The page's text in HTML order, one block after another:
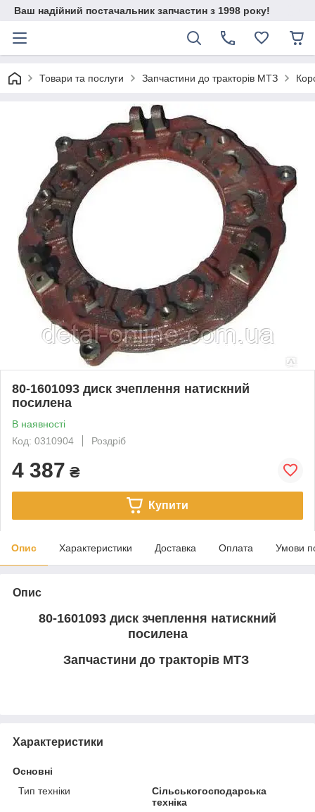
Ваш надійний постачальник запчастин з 1998 року!
Товари та послуги Запчастини до тракторів МТЗ
80-1601093 диск зчеплення натискний
посилена
В наявності
Код: 0310904
Роздріб
4 387 ₴
Купити
Опис Характеристики Доставка Оплата Умови
Опис
80-1601093 диск зчеплення натискний
посилена
Запчастини до тракторів МТЗ
Характеристики
Основні
Тип техніки
Сільськогосподарська
техніка